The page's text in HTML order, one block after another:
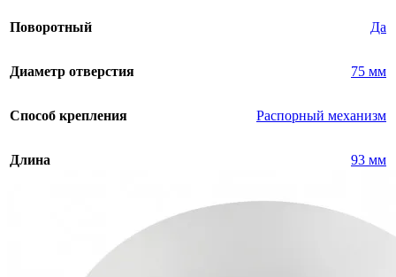
Поворотный Да
Диаметр отверстия 75 мм
Способ крепления Распорный механизм
Длина 93 мм